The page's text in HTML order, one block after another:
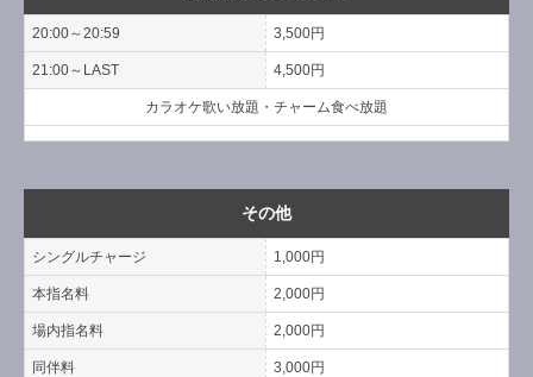
20:00～20:59 3,500円
21:00～LAST 4,500円
カラオケ歌い放題・チャーム食べ放題
その他
シングルチャージ 1,000円
本指名料 2,000円
場内指名料 2,000円
同伴料 3,000円